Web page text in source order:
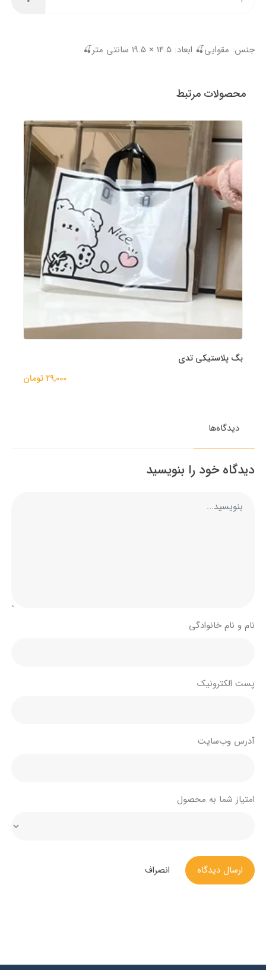
جنس: مقوایی🍒 ابعاد: ۱۴.۵ × ۱۹.۵ سانتی متر🍒
محصولات مرتبط
بگ پلاستیکی تدی
29,000 تومان
دیدگاه‌ها
دیدگاه خود را بنویسید
نام و نام خانوادگی
پست الکترونیک
آدرس وب‌سایت
امتیاز شما به محصول
ارسال دیدگاه انصراف